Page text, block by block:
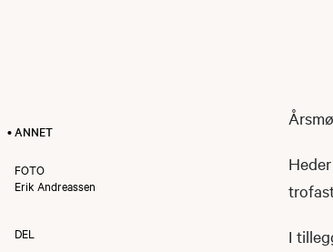
• ANNET
FOTO
Erik Andreassen
DEL I